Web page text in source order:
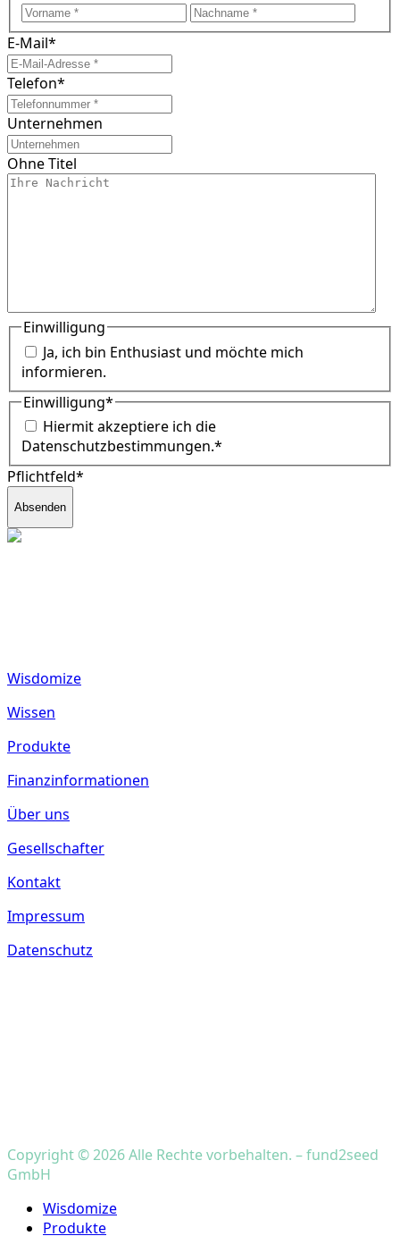
Vorname
E-Mail*
Telefon*
Unternehmen
Ohne Titel
Einwilligung
Ja, ich bin Enthusiast und möchte mich
informieren.
Einwilligung*
Hiermit akzeptiere ich die
Datenschutzbestimmungen.*
Pflichtfeld*
Absenden
Wisdomize
Wissen
Produkte
Finanzinformationen
Über uns
Gesellschafter
Kontakt
Impressum
Datenschutz
Copyright © 2026 Alle Rechte vorbehalten. – fund2seed
GmbH
Close
Menu
Wisdomize
Produkte